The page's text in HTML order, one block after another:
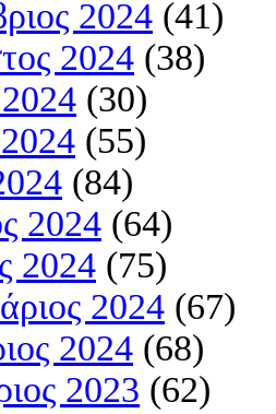
2024 (41)
2024 (38)
2024 (30)
2024 (55)
(84)
2024 (64)
2024 (75)
2024 (67)
2024 (68)
2023 (62)